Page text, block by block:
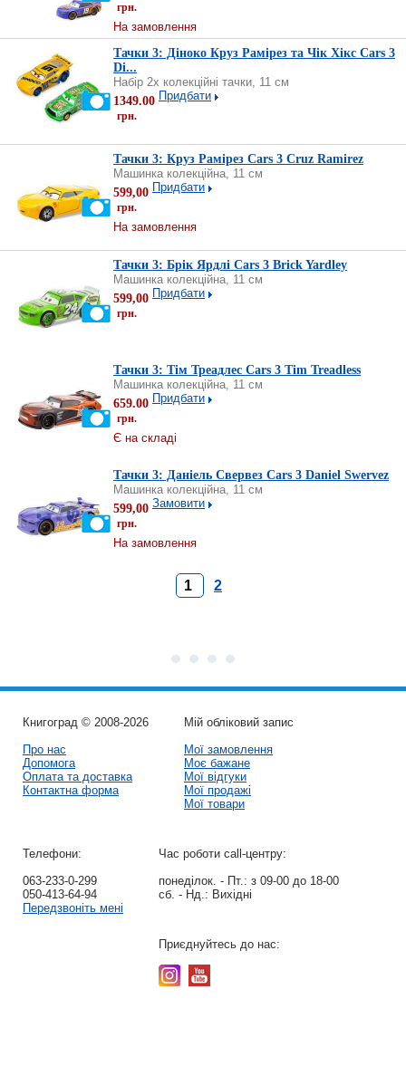
грн.
На замовлення
Тачки 3: Діноко Круз Рамірез та Чік Хікс Cars 3
Di...
Набір 2х колекційні тачки, 11 см
1349.00
грн.
Придбати
Тачки 3: Круз Рамірез Cars 3 Cruz Ramirez
Машинка колекційна, 11 см
599,00
грн.
Придбати
На замовлення
Тачки 3: Брік Ярдлі Cars 3 Brick Yardley
Машинка колекційна, 11 см
599,00
грн.
Придбати
Тачки 3: Тім Треадлес Cars 3 Tim Treadless
Машинка колекційна, 11 см
659.00
грн.
Придбати
Є на складі
Тачки 3: Даніель Cвервез Cars 3 Daniel Swervez
Машинка колекційна, 11 см
599,00
грн.
Замовити
На замовлення
1 2
Книгоград © 2008-2026
Про нас
Допомога
Оплата та доставка
Контактна форма
Мій обліковий запис
Мої замовлення
Моє бажане
Мої відгуки
Мої продажі
Мої товари
Телефони:
063-233-0-299
050-413-64-94
Передзвоніть мені
Час роботи call-центру:
понеділок. - Пт.: з 09-00 до 18-00
сб. - Нд.: Вихідні
Приєднуйтесь до нас: